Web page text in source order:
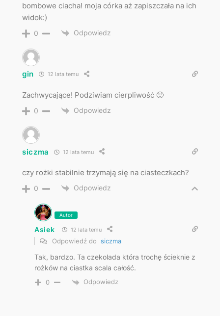
bombowe ciacha! moja córka aż zapiszczała na ich
widok:)
0 Odpowiedz
gin 12 lata temu
Zachwycające! Podziwiam cierpliwość 🙂
0 Odpowiedz
siczma 12 lata temu
czy rożki stabilnie trzymają się na ciasteczkach?
0 Odpowiedz
Autor
Asiek 12 lata temu
Odpowiedź do siczma
Tak, bardzo. Ta czekolada która trochę ścieknie z
rożków na ciastka scala całość.
0 Odpowiedz